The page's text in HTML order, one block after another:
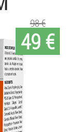
49 €
98 €